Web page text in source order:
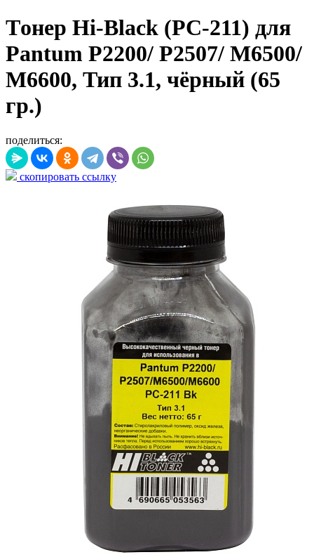
Tонер Hi-Black (PC-211) для
Pantum P2200/ P2507/ M6500/
M6600, Тип 3.1, чёрный (65
гр.)
поделиться:
скопировать ссылку